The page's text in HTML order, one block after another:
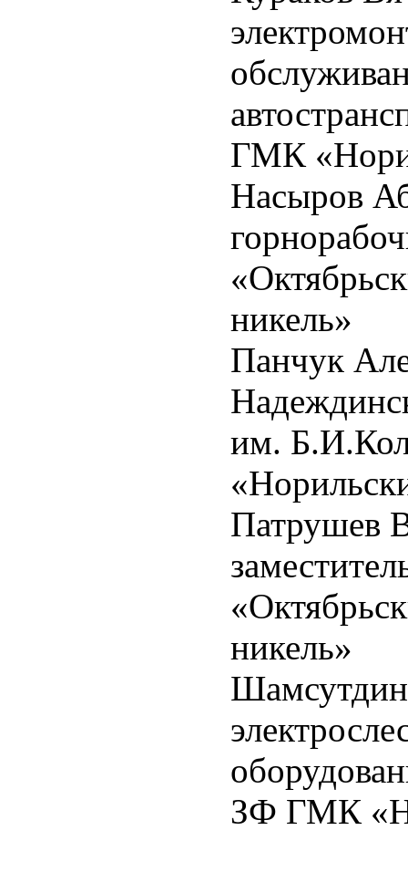
ГМК
Насыров
никель»
Панчук
им.
Патрушев
никель»
ЗФ ГМК